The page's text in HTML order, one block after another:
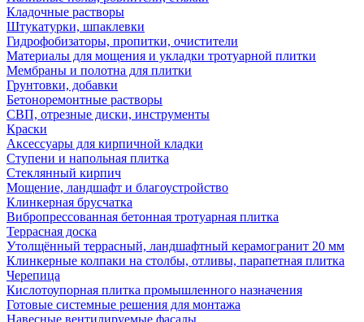
Кладочные растворы
Штукатурки, шпаклевки
Гидрофобизаторы, пропитки, очистители
Материалы для мощения и укладки тротуарной плитки
Мембраны и полотна для плитки
Грунтовки, добавки
Бетоноремонтные растворы
СВП, отрезные диски, инструменты
Краски
Аксессуары для кирпичной кладки
Ступени и напольная плитка
Cтеклянный кирпич
Мощение, ландшафт и благоустройство
Клинкерная брусчатка
Вибропрессованная бетонная тротуарная плитка
Террасная доска
Утолщённый террасный, ландшафтный керамогранит 20 мм
Клинкерные колпаки на столбы, отливы, парапетная плитка
Черепица
Кислотоупорная плитка промышленного назначения
Готовые системные решения для монтажа
Навесные вентилируемые фасады